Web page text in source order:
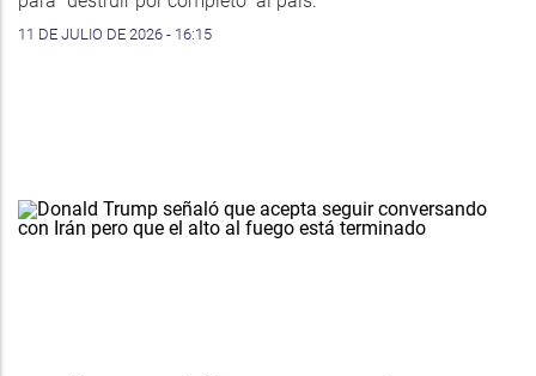
11 DE JULIO DE 2026 - 16:15